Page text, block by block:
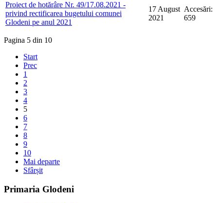
Proiect de hotărâre Nr. 49/17.08.2021 -
privind rectificarea bugetului comunei
Glodeni pe anul 2021
17 August
2021
Accesări:
659
Pagina 5 din 10
Start
Prec
1
2
3
4
5
6
7
8
9
10
Mai departe
Sfârșit
Primaria Glodeni